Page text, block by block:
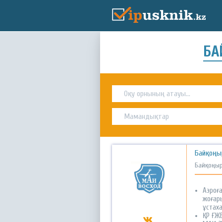
ҚР